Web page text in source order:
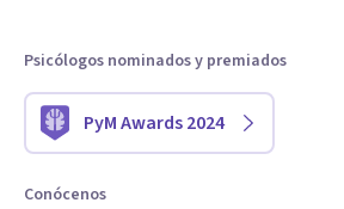
Psicólogos nominados y premiados
PyM Awards 2024
Conócenos